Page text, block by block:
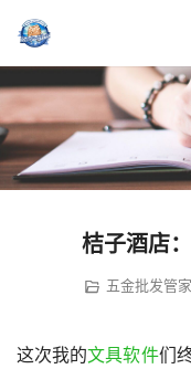
桔子酒店
五金批发管家
这次我的文具软件们